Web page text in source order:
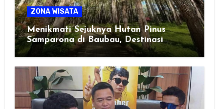
ZONA WISATA
Menikmati Sejuknya Hutan Pinus
Samparona di Baubau, Destinasi
Healing Favorit!